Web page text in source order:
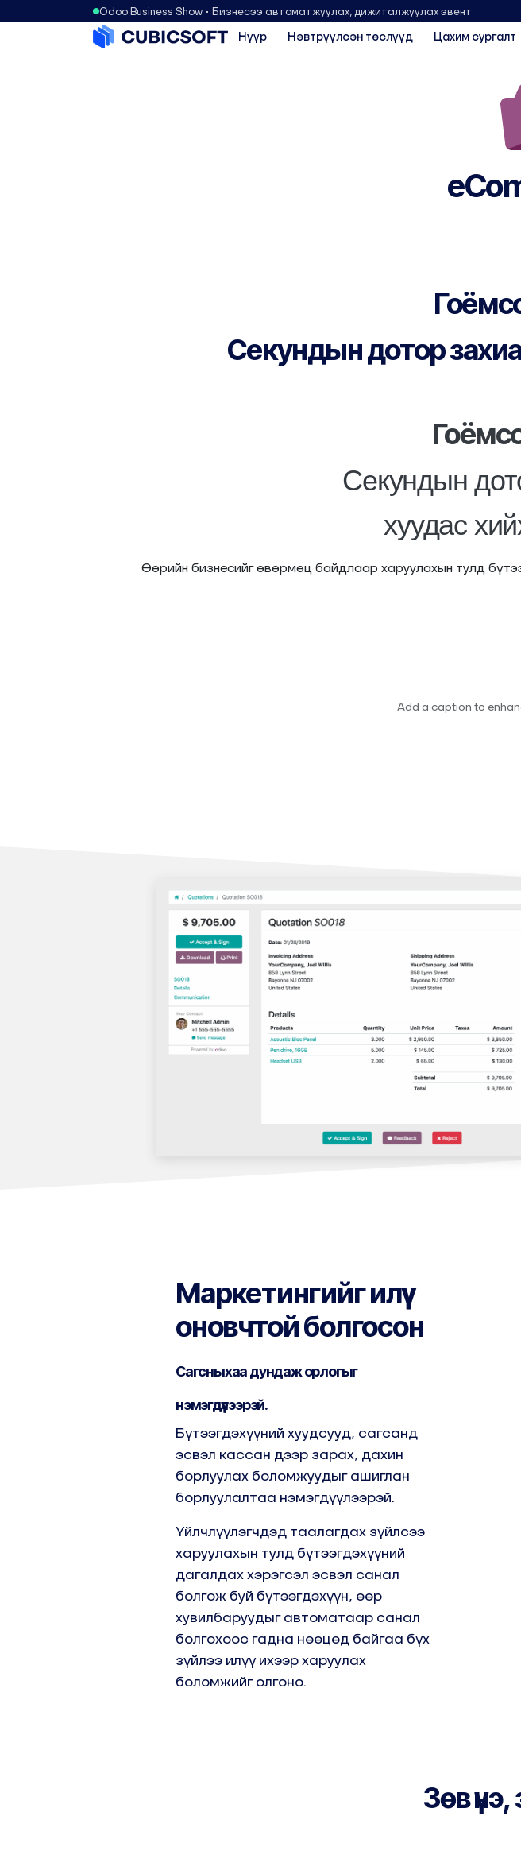
Odoo Business Show • Бизнесээ автоматжуулах, дижиталжуулах эвент
Нүүр Нэвтрүүлсэн төслүүд Цахим сургалт
Секундын дотор
Секундын
хуудас
Өөрийн бизнесийг өвөрмөц байдлаар харуулахын тулд
Add a caption to
Маркетингийг илүү
оновчтой болгосон
Сагсныхаа дундаж орлогыг
нэмэгдүүлээрэй.
Бүтээгдэхүүний хуудсууд, сагсанд
эсвэл кассан дээр зарах, дахин
борлуулах боломжуудыг ашиглан
борлуулалтаа нэмэгдүүлээрэй.
Үйлчлүүлэгчдэд таалагдах зүйлсээ
харуулахын тулд бүтээгдэхүүний
дагалдах хэрэгсэл эсвэл санал
болгож буй бүтээгдэхүүн, өөр
хувилбаруудыг автоматаар санал
болгохоос гадна нөөцөд байгаа бүх
зүйлээ илүү ихээр харуулах
боломжийг олгоно.
Зөв